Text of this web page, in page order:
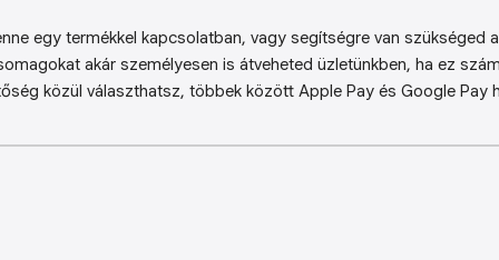
egy termékkel kapcsolatban, vagy segítségre van szükséged
akár személyesen is átveheted üzletünkben, ha ez
közül választhatsz, többek között Apple Pay és Google Pay